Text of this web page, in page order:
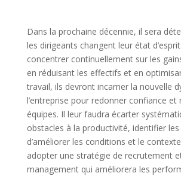
Dans la prochaine décennie, il sera
les dirigeants changent leur état
concentrer continuellement sur les
en réduisant les effectifs et en
travail, ils devront incarner la nouvelle
l’entreprise pour redonner confiance et
équipes. Il leur faudra écarter
obstacles à la productivité, identifier
d’améliorer les conditions et le
adopter une stratégie de recrutement
management qui améliorera les